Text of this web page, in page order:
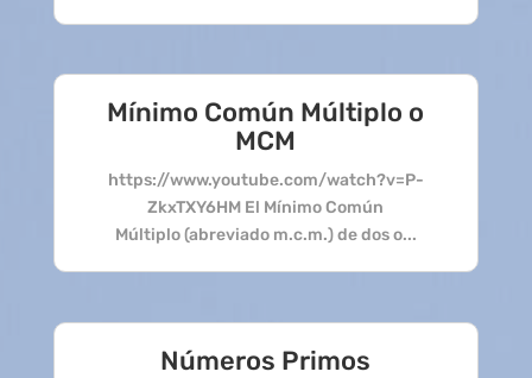
Mínimo Común Múltiplo o
MCM
https://www.youtube.com/watch?v=P-
ZkxTXY6HM El Mínimo Común
Múltiplo (abreviado m.c.m.) de dos o...
Números Primos